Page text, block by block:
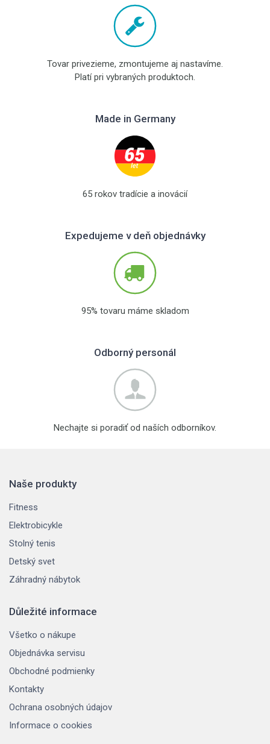
Tovar privezieme, zmontujeme aj nastavíme.
Platí pri vybraných produktoch.
Made in Germany
65 rokov tradície a inovácií
Expedujeme v deň objednávky
95% tovaru máme skladom
Odborný personál
Nechajte si poradiť od naších odborníkov.
Naše produkty
Fitness
Elektrobicykle
Stolný tenis
Detský svet
Záhradný nábytok
Důležité informace
Všetko o nákupe
Objednávka servisu
Obchodné podmienky
Kontakty
Ochrana osobných údajov
Informace o cookies